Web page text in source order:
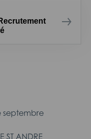
septembre
ANDRE